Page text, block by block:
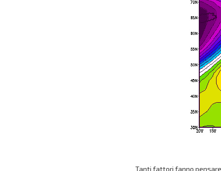
Tanti fattori fanno